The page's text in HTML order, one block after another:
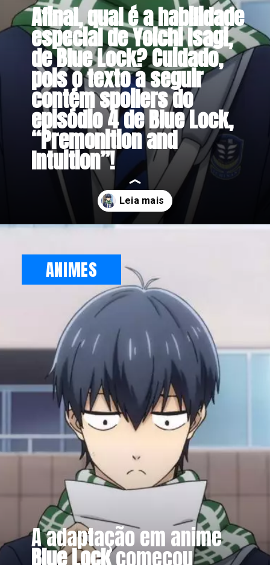
Afinal, qual é a habilidade
especial de Yoichi Isagi,
de Blue Lock? Cuidado,
pois o texto a seguir
contém spoilers do
episódio 4 de Blue Lock,
“Premonition and
Intuition”!
A adaptação em anime
Blue Lockcomeçou
ANIMES